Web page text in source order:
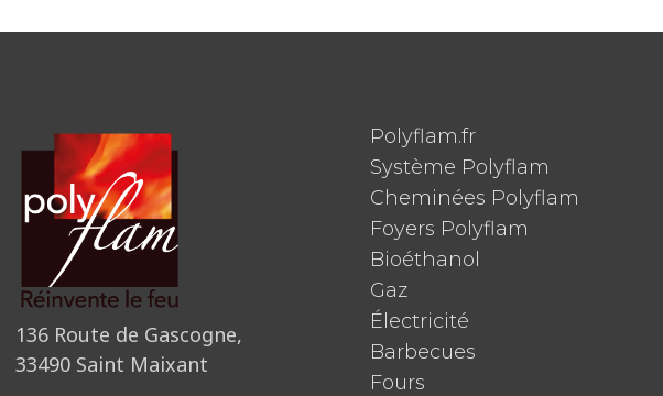
136 Route de Gascogne,
33490 Saint Maixant
Polyflam.fr
Système Polyflam
Cheminées Polyflam
Foyers Polyflam
Bioéthanol
Gaz
Électricité
Barbecues
Fours